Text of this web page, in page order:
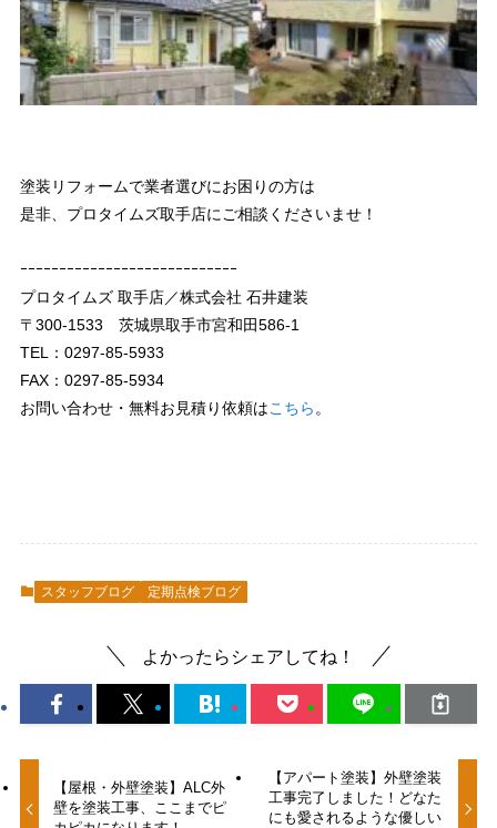
塗装リフォームで業者選びにお困りの方は
是非、プロタイムズ取手店にご相談くださいませ！
ｰｰｰｰｰｰｰｰｰｰｰｰｰｰｰｰｰｰｰｰｰｰｰｰｰｰｰｰ
プロタイムズ 取手店／株式会社 石井建装
〒300-1533 茨城県取手市宮和田586-1
TEL：0297-85-5933
FAX：0297-85-5934
お問い合わせ・無料お見積り依頼はこちら。
スタッフブログ 定期点検ブログ
よかったらシェアしてね！
【屋根・外壁塗装】ALC外
壁を塗装工事、ここまでピ
【アパート塗装】外壁塗装
工事完了しました！どなた
にも愛されるような優しい